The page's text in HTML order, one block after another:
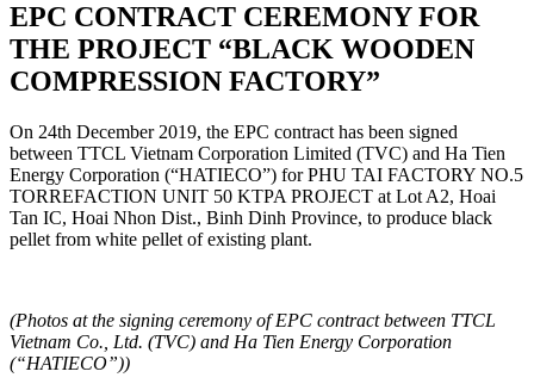
EPC CONTRACT CEREMONY FOR
THE PROJECT “BLACK WOODEN
COMPRESSION FACTORY”
On 24th December 2019, the EPC contract has been signed
between TTCL Vietnam Corporation Limited (TVC) and Ha Tien
Energy Corporation (“HATIECO”) for PHU TAI FACTORY NO.5
TORREFACTION UNIT 50 KTPA PROJECT at Lot A2, Hoai
Tan IC, Hoai Nhon Dist., Binh Dinh Province, to produce black
pellet from white pellet of existing plant.
(Photos at the signing ceremony of EPC contract between TTCL
Vietnam Co., Ltd. (TVC) and Ha Tien Energy Corporation
(“HATIECO”))